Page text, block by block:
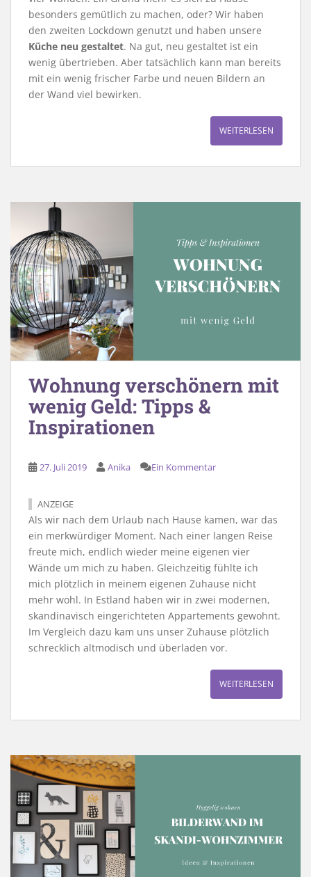
besonders gemütlich zu machen, oder? Wir haben
den zweiten Lockdown genutzt und haben unsere
Küche neu gestaltet. Na gut, neu gestaltet ist ein
wenig übertrieben. Aber tatsächlich kann man bereits
mit ein wenig frischer Farbe und neuen Bildern an
der Wand viel bewirken.
WEITERLESEN
Wohnung verschönern mit
wenig Geld: Tipps &
Inspirationen
27. Juli 2019 Anika Ein Kommentar
ANZEIGE
Als wir nach dem Urlaub nach Hause kamen, war das
ein merkwürdiger Moment. Nach einer langen Reise
freute mich, endlich wieder meine eigenen vier
Wände um mich zu haben. Gleichzeitig fühlte ich
mich plötzlich in meinem eigenen Zuhause nicht
mehr wohl. In Estland haben wir in zwei modernen,
skandinavisch eingerichteten Appartements gewohnt.
Im Vergleich dazu kam uns unser Zuhause plötzlich
schrecklich altmodisch und überladen vor.
WEITERLESEN